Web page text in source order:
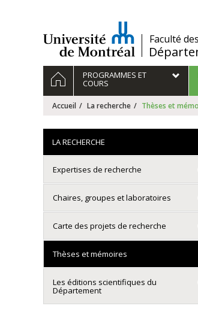
/Faculté
Navigation
principale
ACCUEILPROGRAMMES ET
COURS
Accueil La recherche Thèses et
LA RECHERCHE
Expertises de recherche
Chaires, groupes et laboratoires
Carte des projets de recherche
Thèses et mémoires
Les éditions scientifiques du
Département